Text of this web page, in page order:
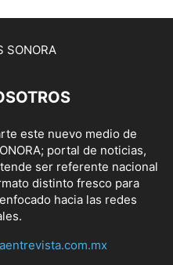
este nuevo medio de
portal de noticias,
ser referente nacional
distinto fresco para
hacia las redes